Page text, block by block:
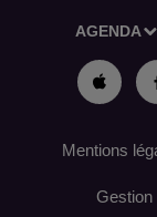
AGENDA
Mentions
Gestion